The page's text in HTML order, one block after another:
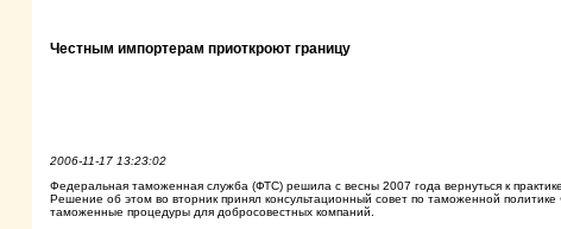
Честным импортерам приоткроют границу
2006-11-17 13:23:02
Федеральная таможенная служба (ФТС) решила с весны 2007 года вернуться к
Решение об этом во вторник принял консультационный совет по таможенной
таможенные процедуры для добросовестных компаний.